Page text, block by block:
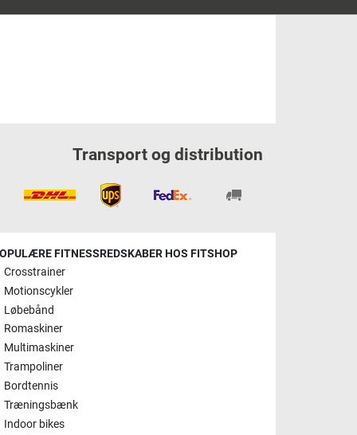
Transport og distribution
FITNESSREDSKABER HOS FITSHOP
Crosstrainer
Motionscykler
Løbebånd
Romaskiner
Multimaskiner
Trampoliner
Bordtennis
Træningsbænk
Indoor bikes